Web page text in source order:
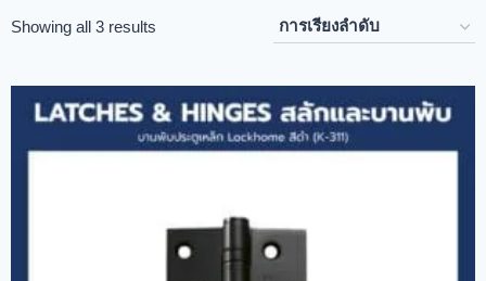
Showing all 3 results